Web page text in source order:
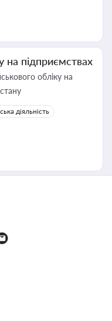
на підприємствах
обліку на
діяльність